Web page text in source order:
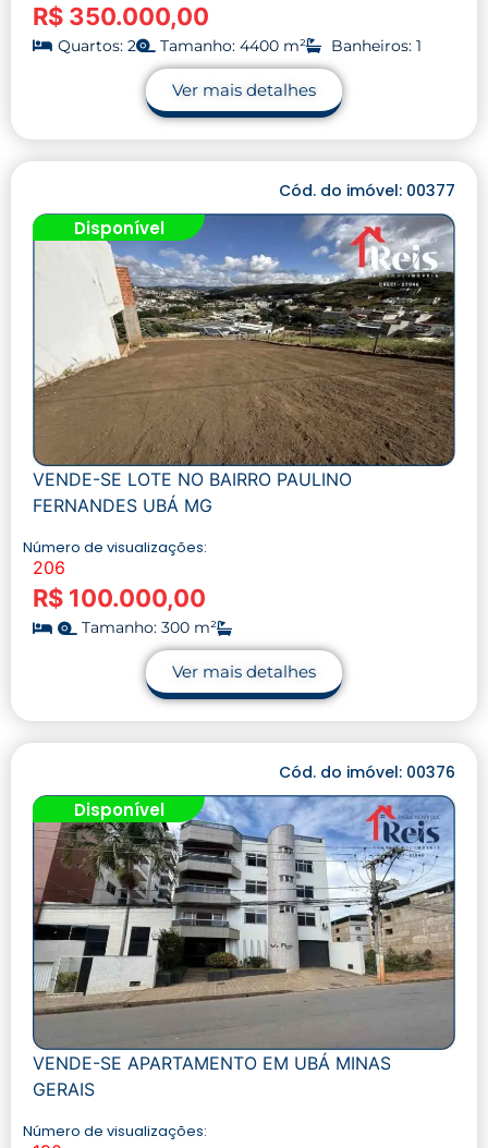
R$ 350.000,00
Quartos: 2 Tamanho: 4400 m² Banheiros: 1
Ver mais detalhes
Cód. do imóvel: 00377
Disponível
VENDE-SE LOTE NO BAIRRO PAULINO
FERNANDES UBÁ MG
Número de visualizações:
206
R$ 100.000,00
Tamanho: 300 m²
Ver mais detalhes
Cód. do imóvel: 00376
Disponível
VENDE-SE APARTAMENTO EM UBÁ MINAS
GERAIS
Número de visualizações: